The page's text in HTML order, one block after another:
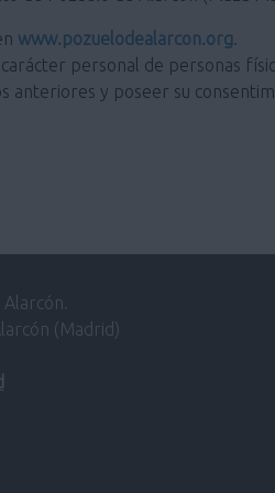
www.pozuelodealarcon.org.
personal de personas
anteriores y poseer su
(Madrid)